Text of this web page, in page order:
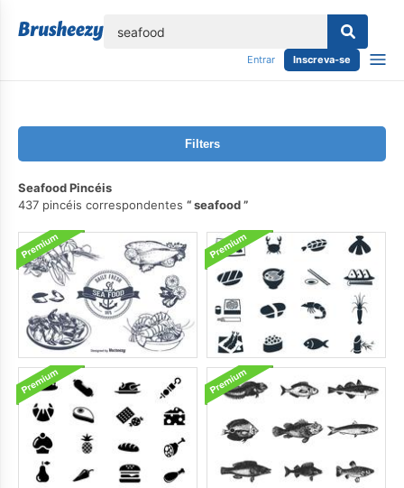
Entrar Inscreva-se
Filters
Seafood Pincéis
437 pincéis correspondentes
seafood